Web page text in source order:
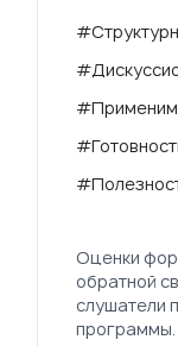
Review
Оценки
обратной
слушатели
программы.